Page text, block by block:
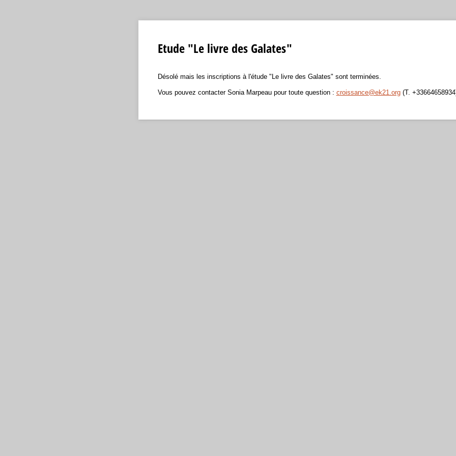
Etude "Le livre des Galates"
Désolé mais les inscriptions à l'étude "Le livre des Galates" sont terminées.
Vous pouvez contacter Sonia Marpeau pour toute question : croissance@ek21.org(T.